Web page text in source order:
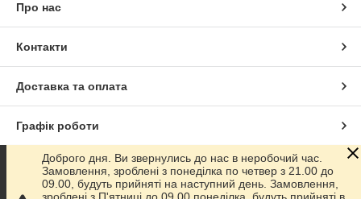
Про нас
Контакти
Доставка та оплата
Графік роботи
Повна версія сайту
Доброго дня. Ви звернулись до нас в неробочий час.
Замовлення, зроблені з понеділка по четвер з 21.00 до
09.00, будуть прийняті на наступний день. Замовлення,